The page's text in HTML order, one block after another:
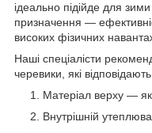
ідеально підійде для
призначення —
високих фізичних
Наші спеціалісти
черевики, які
Матеріал верху —
Внутрішній